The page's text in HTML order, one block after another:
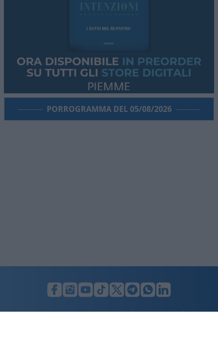
PORROGRAMMA DEL 05/08/2026
LUNIFIN S.r.l. a socio unico. Sede legale Milano, Largo F. Richini, 2/A,